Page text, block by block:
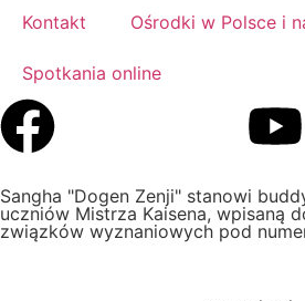
Kontakt Ośrodki w Polsce i
Spotkania online
Sangha "Dogen Zenji" stanowi
uczniów Mistrza Kaisena, wpisaną
związków wyznaniowych pod